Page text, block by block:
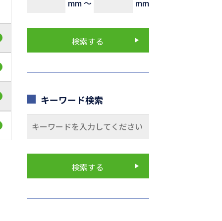
mm～ mm
キーワード検索